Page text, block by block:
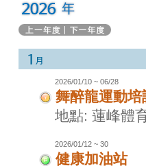
2026/01/10 ~ 06/28
舞醉龍運動培
地點: 蓮峰體
2026/01/12 ~ 30
健康加油站